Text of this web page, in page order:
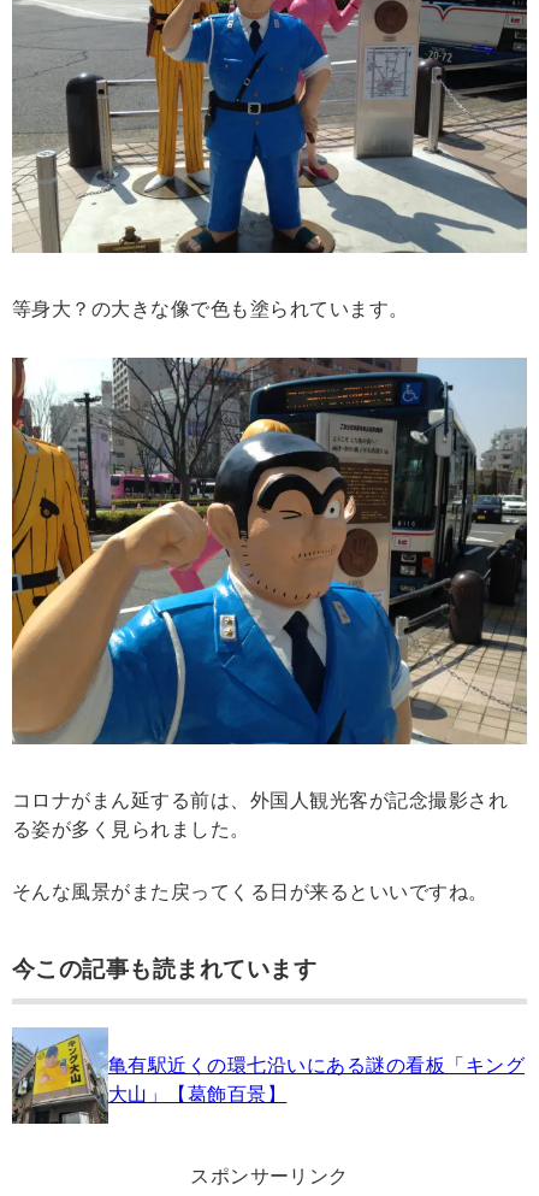
等身大？の大きな像で色も塗られています。
コロナがまん延する前は、外国人観光客が記念撮影され
る姿が多く見られました。
そんな風景がまた戻ってくる日が来るといいですね。
今この記事も読まれています
亀有駅近くの環七沿いにある謎の看板「キング
大山」【葛飾百景】
スポンサーリンク